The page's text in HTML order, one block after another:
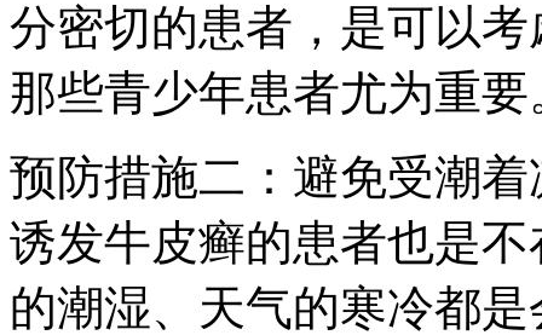
分密切的患者，是可以
那些青少年患者尤为重要
预防措施二：避免受潮
诱发牛皮癣的患者也是
的潮湿、天气的寒冷都